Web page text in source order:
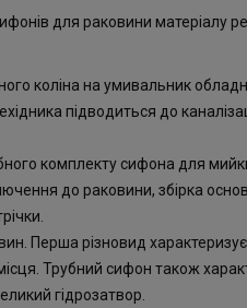
для раковини матеріалу
коліна на умивальник
підводиться до
комплекту сифона для
до раковини, збірка
Перша різновид
Трубний сифон також
гідрозатвор.